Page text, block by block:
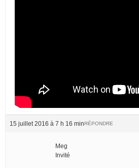
15 juillet 2016 à 7 h 16 minRÉPONDRE
Meg
Invité